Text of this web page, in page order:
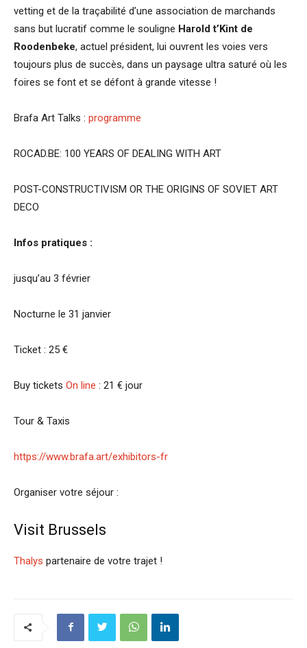
vetting et de la traçabilité d’une association de marchands
sans but lucratif comme le souligne Harold t’Kint de
Roodenbeke, actuel président, lui ouvrent les voies vers
toujours plus de succès, dans un paysage ultra saturé où les
foires se font et se défont à grande vitesse !
Brafa Art Talks : programme
ROCAD.BE: 100 YEARS OF DEALING WITH ART
POST-CONSTRUCTIVISM OR THE ORIGINS OF SOVIET ART
DECO
Infos pratiques :
jusqu’au 3 février
Nocturne le 31 janvier
Ticket : 25 €
Buy tickets On line : 21 € jour
Tour & Taxis
https://www.brafa.art/exhibitors-fr
Organiser votre séjour :
Visit Brussels
Thalys partenaire de votre trajet !